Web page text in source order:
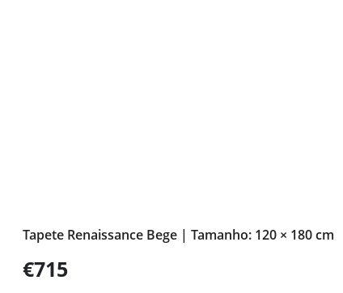
Tapete Renaissance Bege | Tamanho: 120 × 180 cm
€715